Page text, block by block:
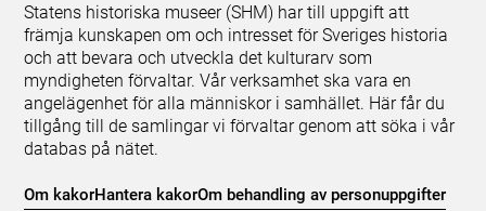
Statens historiska museer (SHM) har till uppgift att
främja kunskapen om och intresset för Sveriges historia
och att bevara och utveckla det kulturarv som
myndigheten förvaltar. Vår verksamhet ska vara en
angelägenhet för alla människor i samhället. Här får du
tillgång till de samlingar vi förvaltar genom att söka i vår
databas på nätet.
Om kakorHantera kakorOm behandling av personuppgifter